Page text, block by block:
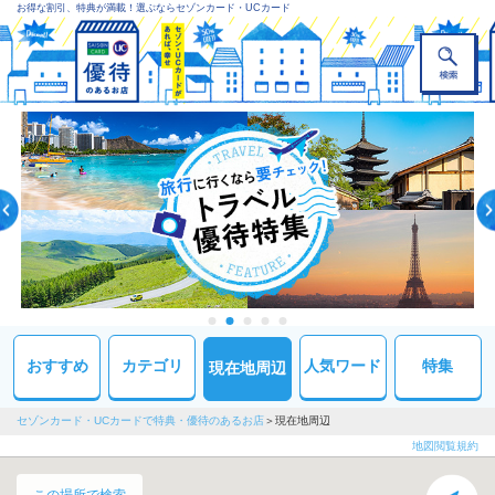
お得な割引、特典が満載！選ぶならセゾンカード・UCカード
おすすめ カテゴリ 現在地周辺 人気ワード 特集
セゾンカード・UCカードで特典・優待のあるお店 現在地周辺
地図閲覧規約